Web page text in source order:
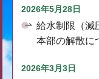
2026年5月28日
給水制限（減
本部の解散に
2026年3月3日